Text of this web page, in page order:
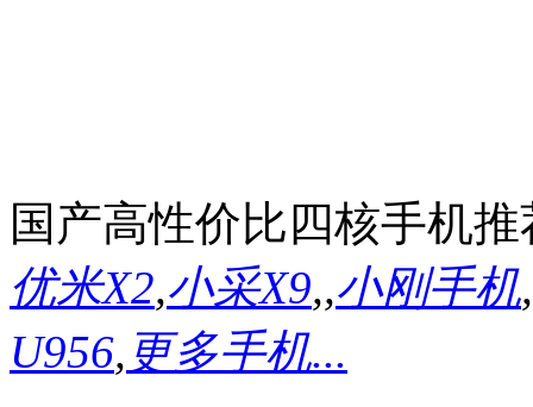
国产高性价比四核手机推
优米X2,小采X9,,小刚手机,
U956, 更多手机...